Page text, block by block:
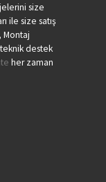
size
ile size satış
Montaj
destek
her zaman